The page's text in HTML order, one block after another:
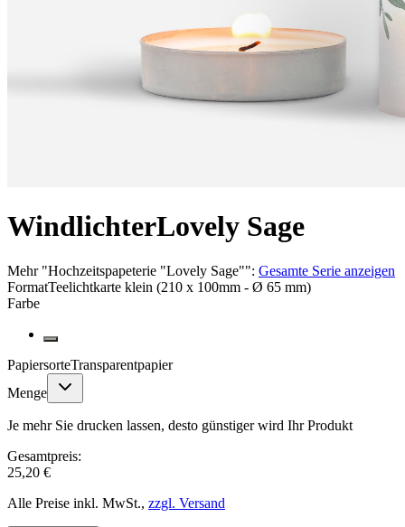
WindlichterLovely Sage
Mehr"Hochzeitspapeterie "Lovely Sage"": Gesamte Serie anzeigen
FormatTeelichtkarte klein (210 x 100mm - Ø 65 mm)
Farbe
PapiersorteTransparentpapier
Menge
Je mehr Sie drucken lassen, desto günstiger wird Ihr Produkt
Gesamtpreis:
25,20 €
Alle Preise inkl. MwSt., zzgl. Versand